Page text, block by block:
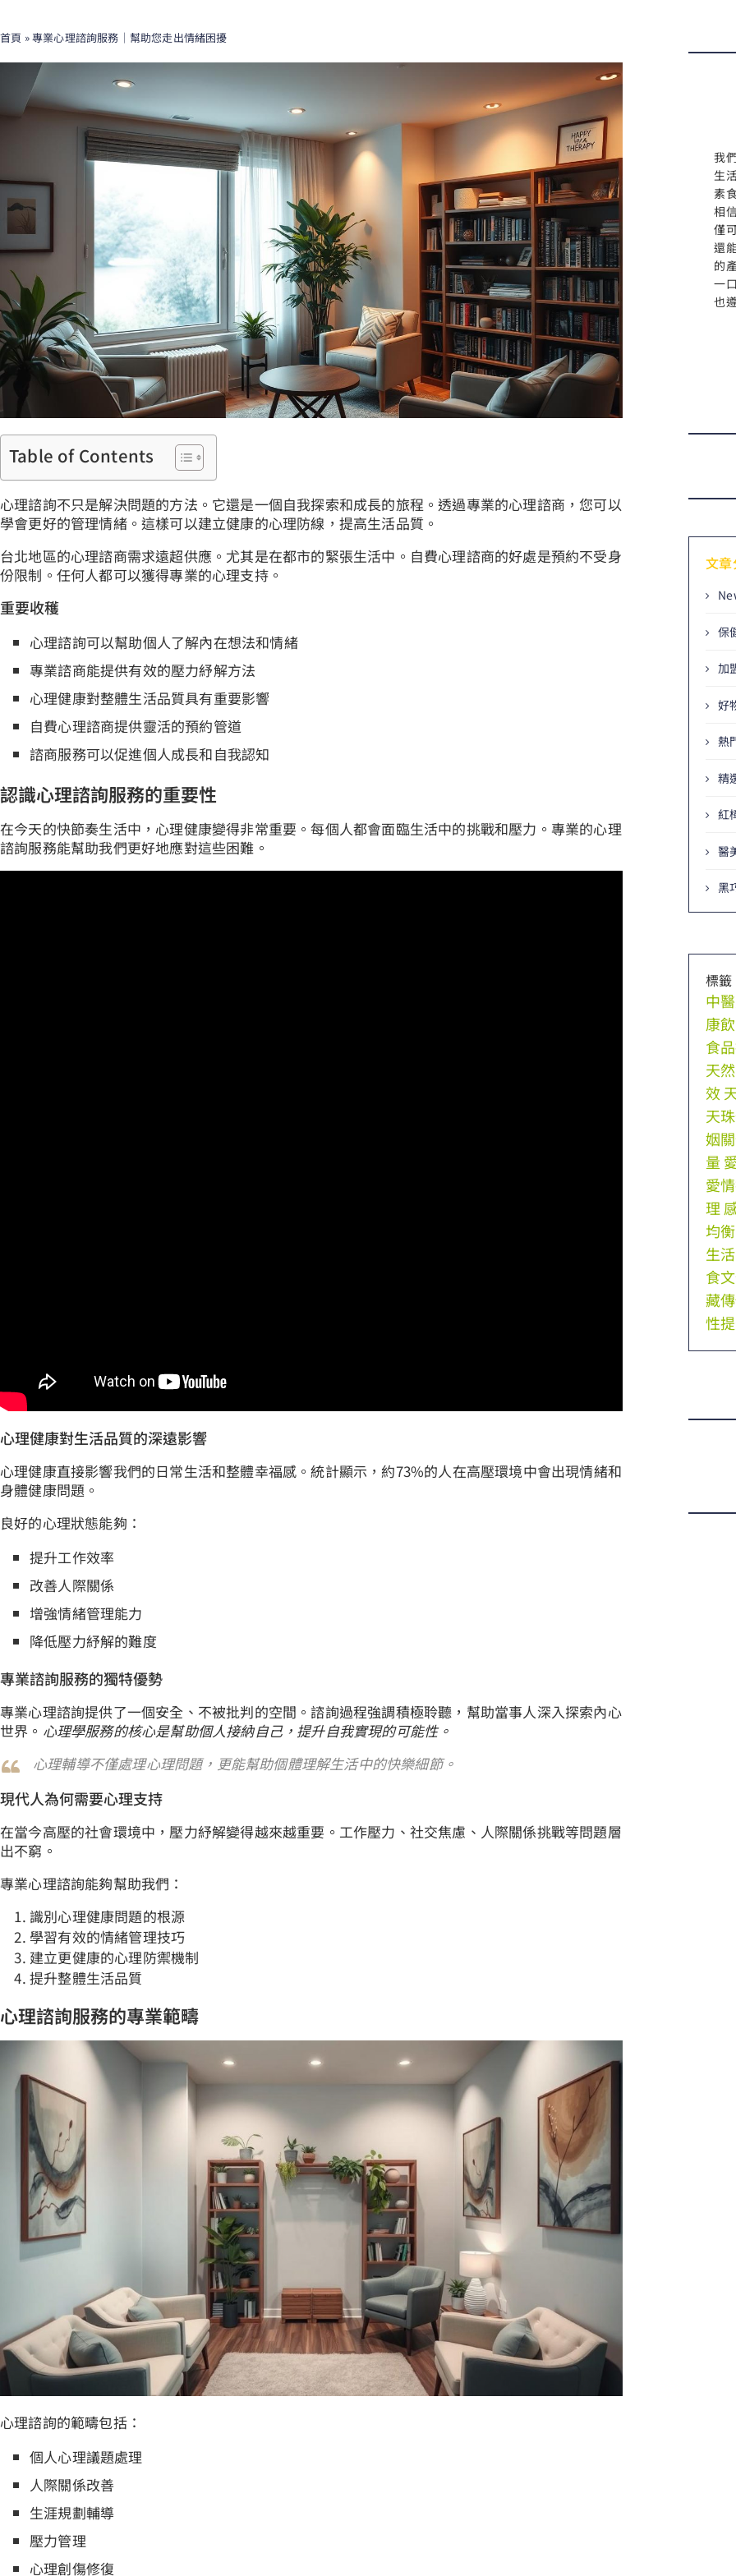
首頁 »專業心理諮詢服務｜幫助您走出情緒困擾
Table of Contents
心理諮詢不只是解決問題的方法。它還是一個自我探索和成長的旅程。透過專業的心理諮商，您可以
學會更好的管理情緒。這樣可以建立健康的心理防線，提高生活品質。
台北地區的心理諮商需求遠超供應。尤其是在都市的緊張生活中。自費心理諮商的好處是預約不受身
份限制。任何人都可以獲得專業的心理支持。
重要收穫
心理諮詢可以幫助個人了解內在想法和情緒
專業諮商能提供有效的壓力紓解方法
心理健康對整體生活品質具有重要影響
自費心理諮商提供靈活的預約管道
諮商服務可以促進個人成長和自我認知
認識心理諮詢服務的重要性
在今天的快節奏生活中，心理健康變得非常重要。每個人都會面臨生活中的挑戰和壓力。專業的心理
諮詢服務能幫助我們更好地應對這些困難。
心理健康對生活品質的深遠影響
心理健康直接影響我們的日常生活和整體幸福感。統計顯示，約73%的人在高壓環境中會出現情緒和
身體健康問題。
良好的心理狀態能夠：
提升工作效率
改善人際關係
增強情緒管理能力
降低壓力紓解的難度
專業諮詢服務的獨特優勢
專業心理諮詢提供了一個安全、不被批判的空間。諮詢過程強調積極聆聽，幫助當事人深入探索內心
世界。 心理學服務的核心是幫助個人接納自己，提升自我實現的可能性。
心理輔導不僅處理心理問題，更能幫助個體理解生活中的快樂細節。
現代人為何需要心理支持
在當今高壓的社會環境中，壓力紓解變得越來越重要。工作壓力、社交焦慮、人際關係挑戰等問題層
出不窮。
專業心理諮詢能夠幫助我們：
識別心理健康問題的根源
學習有效的情緒管理技巧
建立更健康的心理防禦機制
提升整體生活品質
心理諮詢服務的專業範疇
心理諮詢的範疇包括：
個人心理議題處理
人際關係改善
生涯規劃輔導
壓力管理
心理創傷修復
我
生
素
相
僅
還
的
一
也
文
保
加
好
熱
精
紅
醫
黑
標籤
中
康
食
天
效
天
姻
量
愛
理
均衡
生活
食
藏
性